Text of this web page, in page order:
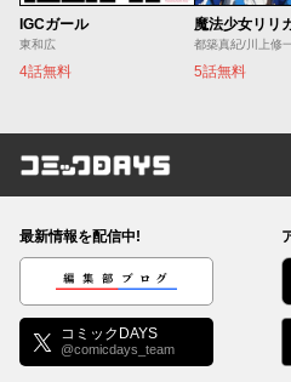
IGCガール
東和広
4話無料
都築真紀/川上修
5話無料
コミックDAYS
最新情報を配信中!
編集部ブログ
コミックDAYS
@comicdays_team